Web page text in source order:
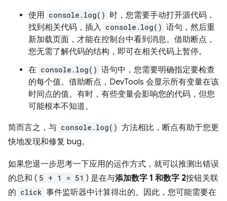
使用 console.log() 时，您需要手动打开源代码，
找到相关代码，插入 console.log() 语句，然后重
新加载页面，才能在控制台中看到消息。借助断点，
您无需了解代码的结构，即可在相关代码上暂停。
在 console.log() 语句中，您需要明确指定要检查
的每个值。借助断点，DevTools 会显示所有变量在该
时间点的值。有时，有些变量会影响您的代码，但您
可能根本不知道。
简而言之，与 console.log() 方法相比，断点有助于您更
快地发现和修复 bug。
如果您退一步思考一下应用的运作方式，就可以推测出错误
的总和 ( 5 + 1 = 51 ) 是在与添加数字 1 和数字 2按钮关联
的 click 事件监听器中计算得出的。因此，您可能需要在